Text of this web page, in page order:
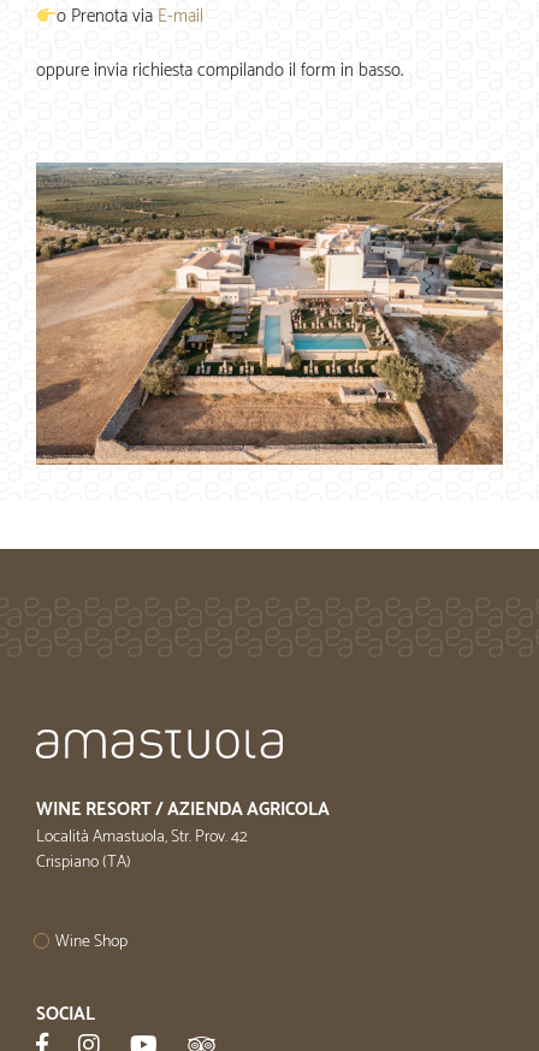
o Prenota via E-mail
oppure invia richiesta compilando il form in basso.
WINE RESORT / AZIENDA AGRICOLA
Località Amastuola, Str. Prov. 42
Crispiano (TA)
Wine Shop
SOCIAL